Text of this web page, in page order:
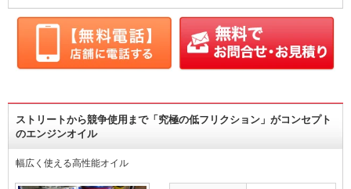
ストリートから競争使用まで「究極の低フリクション」がコンセプト
のエンジンオイル
幅広く使える高性能オイル